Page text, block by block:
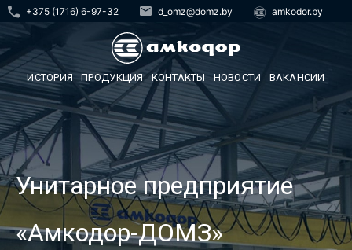
+375 (1716) 6-97-32 d_omz@domz.by amkodor.by
ИСТОРИЯ ПРОДУКЦИЯ КОНТАКТЫ НОВОСТИ ВАКАНСИИ
Унитарное предприятие
«Амкодор-ДОМЗ»